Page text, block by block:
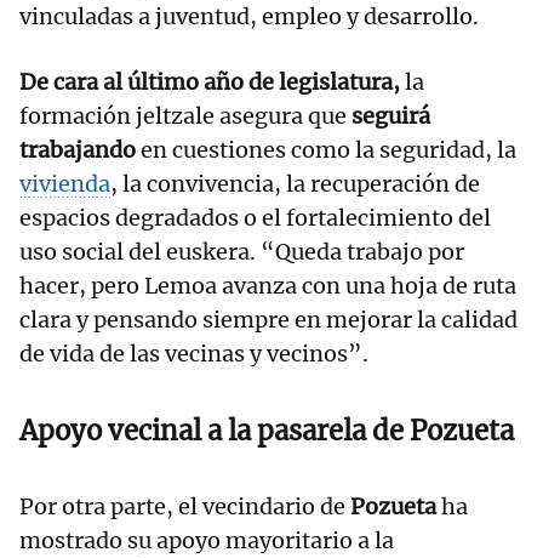
vinculadas a juventud, empleo y desarrollo.
De cara al último año de legislatura,la
formación jeltzale asegura que seguirá
trabajandoen cuestiones como la seguridad, la
vivienda, la convivencia, la recuperación de
espacios degradados o el fortalecimiento del
uso social del euskera. “Queda trabajo por
hacer, pero Lemoa avanza con una hoja de ruta
clara y pensando siempre en mejorar la calidad
de vida de las vecinas y vecinos”.
Apoyo vecinal a la pasarela de Pozueta
Por otra parte, el vecindario de Pozuetaha
mostrado su apoyo mayoritario a la